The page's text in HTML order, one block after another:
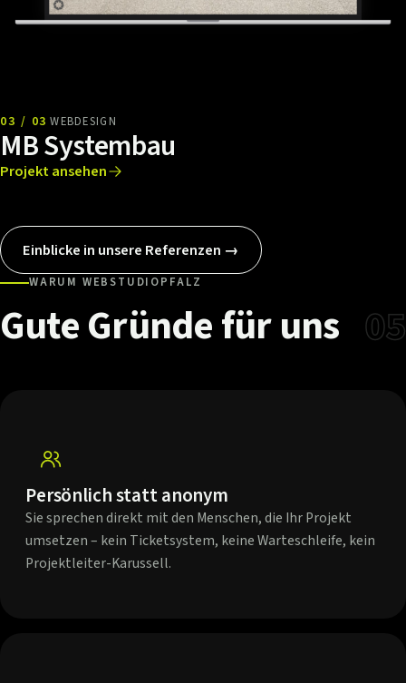
03 / 03 WEBDESIGN
MB Systembau
Projekt ansehen
Einblicke in unsere Referenzen →
WARUM WEBSTUDIOPFALZ
GuteGründefüruns 05
Persönlich statt anonym
Sie sprechen direkt mit den Menschen, die Ihr Projekt
umsetzen – kein Ticketsystem, keine Warteschleife, kein
Projektleiter-Karussell.